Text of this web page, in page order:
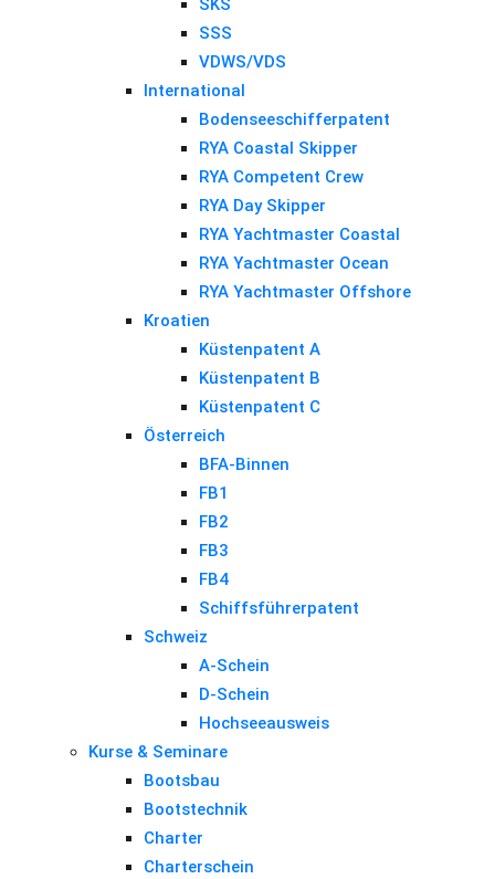
SKS
SSS
VDWS/VDS
International
Bodenseeschifferpatent
RYA Coastal Skipper
RYA Competent Crew
RYA Day Skipper
RYA Yachtmaster Coastal
RYA Yachtmaster Ocean
RYA Yachtmaster Offshore
Kroatien
Küstenpatent A
Küstenpatent B
Küstenpatent C
Österreich
BFA-Binnen
FB1
FB2
FB3
FB4
Schiffsführerpatent
Schweiz
A-Schein
D-Schein
Hochseeausweis
Kurse & Seminare
Bootsbau
Bootstechnik
Charter
Charterschein